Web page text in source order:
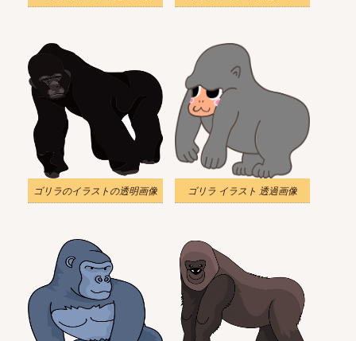
ゴリラのイラストの透明画像 ゴリラ イラスト 透過画像